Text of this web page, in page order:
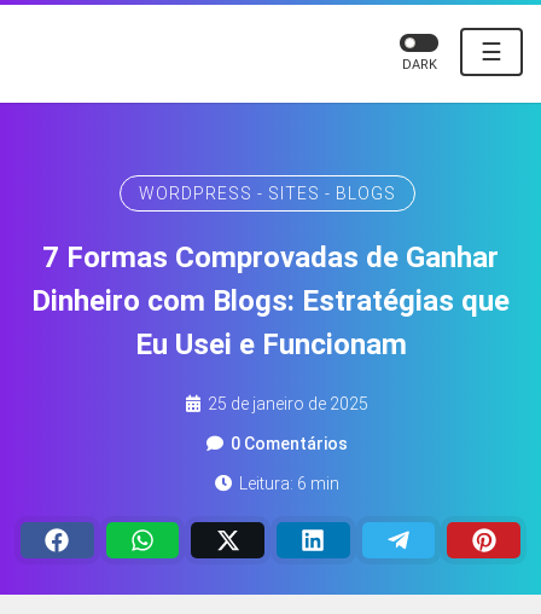
☰
DARK
WORDPRESS - SITES - BLOGS
7 Formas Comprovadas de Ganhar
Dinheiro com Blogs: Estratégias que
Eu Usei e Funcionam
25 de janeiro de 2025
0 Comentários
Leitura: 6 min